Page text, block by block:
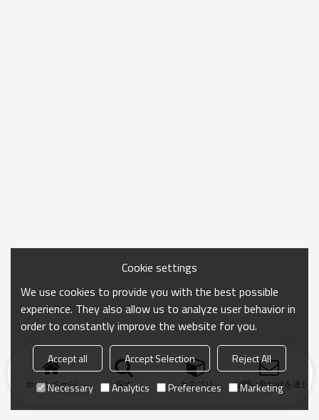
ホームページ 探す カテゴリ お問い合わせを送信
Cookie settings
We use cookies to provide you with the best possible
experience. They also allow us to analyze user behavior in
order to constantly improve the website for you.
Accept all Accept Selection
Reject All
Necessary
Analytics Preferences Marketing